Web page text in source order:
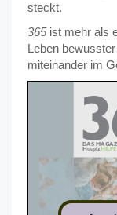
steckt.
365ist mehr als
Leben
miteinander im